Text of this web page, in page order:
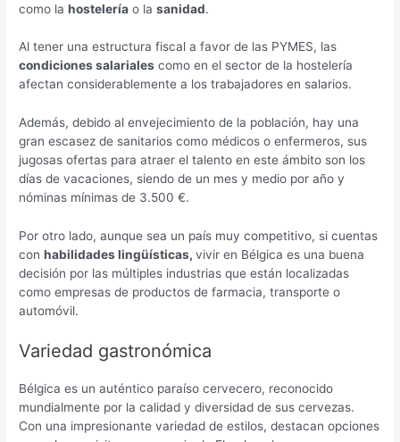
como lahostelería o lasanidad.
Al tener una estructura fiscal a favor de las PYMES, las
condiciones salariales como en el sector de la hostelería
afectan considerablemente a los trabajadores en salarios.
Además, debido al envejecimiento de la población, hay una
gran escasez de sanitarios como médicos o enfermeros, sus
jugosas ofertas para atraer el talento en este ámbito son los
días de vacaciones, siendo de un mes y medio por año y
nóminas mínimas de 3.500 €.
Por otro lado, aunque sea un país muy competitivo, si cuentas
conhabilidades lingüísticas,vivir en Bélgica es una buena
decisión por las múltiples industrias que están localizadas
como empresas de productos de farmacia, transporte o
automóvil.
Variedad gastronómica
Bélgica es un auténtico paraíso cervecero, reconocido
mundialmente por la calidad y diversidad de sus cervezas.
Con una impresionante variedad de estilos, destacan opciones